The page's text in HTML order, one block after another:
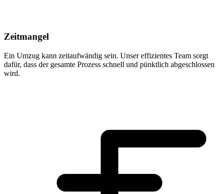
Zeitmangel
Ein Umzug kann zeitaufwändig sein. Unser effizientes Team sorgt
dafür, dass der gesamte Prozess schnell und pünktlich abgeschlossen
wird.